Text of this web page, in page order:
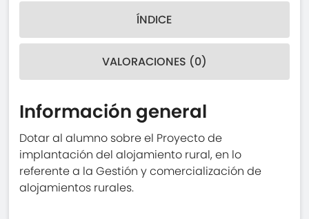
ÍNDICE
VALORACIONES (0)
Información general
Dotar al alumno sobre el Proyecto de
implantación del alojamiento rural, en lo
referente a la Gestión y comercialización de
alojamientos rurales.